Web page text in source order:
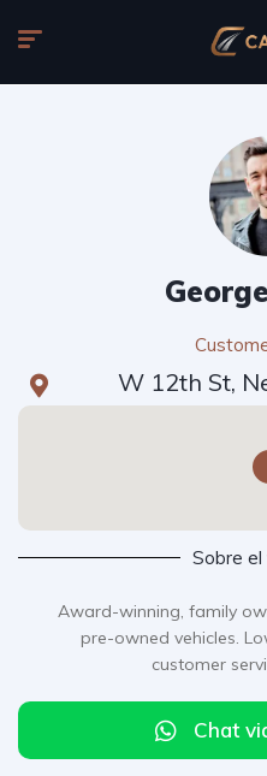
W 12th St,
Sobre
Award-winning, family
pre-owned vehicles.
customer
Chat